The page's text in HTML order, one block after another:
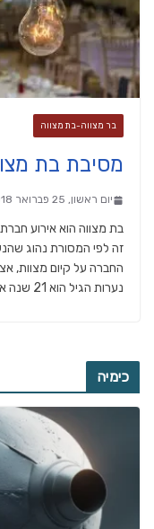
בר מצווה-בת מצווה
מסיבת בת
יום ראשון, 25 פברואר 2018, 15:50
זה לפי המסורת נהוג
נערות הגיל הוא 21 שנה אחת פחות,
כימיה